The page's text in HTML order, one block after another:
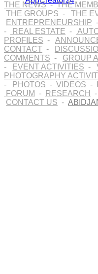
THE NEWS-THE
THE GROUPS - THE
ENTREPRENEURSHIP -
-
REAL ESTATE -
PROFILES -
CONTACT -
COMMENTS - GROUP
-
EVENT ACTIVITIES -
PHOTOGRAPHY
-
PHOTOS - VIDEOS -
FORUM - RESEARCH -
CONTACT US -